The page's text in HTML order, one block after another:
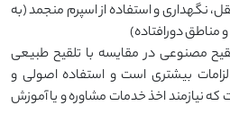
نگهداری و استفاده از اسپرم منجمد (به
دورافتاده)
مصنوعی در مقایسه با تلقیح طبیعی
الزامات بیشتری است و استفاده اصولی و
نیازمند اخذ خدمات مشاوره و یا آموزش